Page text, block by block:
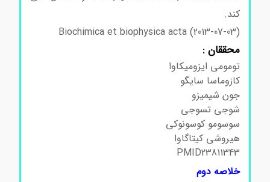
کند.
محققان :
تومومی ایزومیکاوا
کازوماسا سایگو
جون شیمیزو
شوجی تسوجی
سوسومو کوسونوکی
هیروشی کیتاگاوا
PMID23811343
خلاصه دوم